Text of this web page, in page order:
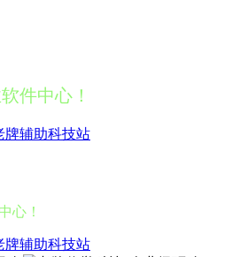
件中心！
牌辅助科技站
心！
牌辅助科技站